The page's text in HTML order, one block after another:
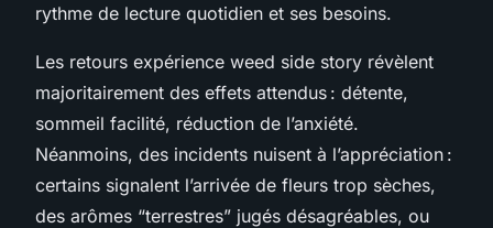
rythme de lecture quotidien et ses besoins.
Les retours expérience weed side story révèlent
majoritairement des effets attendus : détente,
sommeil facilité, réduction de l’anxiété.
Néanmoins, des incidents nuisent à l’appréciation :
certains signalent l’arrivée de fleurs trop sèches,
des arômes “terrestres” jugés désagréables, ou